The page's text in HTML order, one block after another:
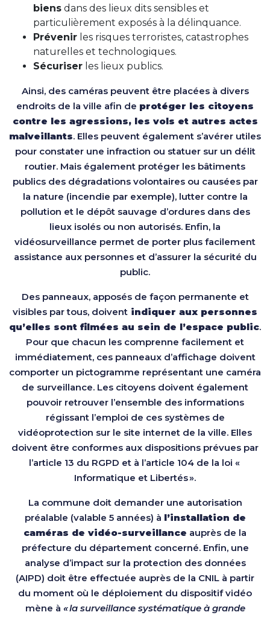
biens dans des lieux dits sensibles et
particulièrement exposés à la délinquance.
Prévenir les risques terroristes, catastrophes
naturelles et technologiques.
Sécuriser les lieux publics.
Ainsi, des caméras peuvent être placées à divers
endroits de la ville afin de protéger les citoyens
contre les agressions, les vols et autres actes
malveillants. Elles peuvent également s’avérer utiles
pour constater une infraction ou statuer sur un délit
routier. Mais également protéger les bâtiments
publics des dégradations volontaires ou causées par
la nature (incendie par exemple), lutter contre la
pollution et le dépôt sauvage d’ordures dans des
lieux isolés ou non autorisés. Enfin, la
vidéosurveillance permet de porter plus facilement
assistance aux personnes et d’assurer la sécurité du
public.
Des panneaux, apposés de façon permanente et
visibles par tous, doivent indiquer aux personnes
qu’elles sont filmées au sein de l’espace public.
Pour que chacun les comprenne facilement et
immédiatement, ces panneaux d’affichage doivent
comporter un pictogramme représentant une caméra
de surveillance. Les citoyens doivent également
pouvoir retrouver l’ensemble des informations
régissant l’emploi de ces systèmes de
vidéoprotection sur le site internet de la ville. Elles
doivent être conformes aux dispositions prévues par
l’article 13 du RGPD et à l’article 104 de la loi «
Informatique et Libertés ».
La commune doit demander une autorisation
préalable (valable 5 années) à l’installation de
caméras de vidéo-surveillance auprès de la
préfecture du département concerné. Enfin, une
analyse d’impact sur la protection des données
(AIPD) doit être effectuée auprès de la CNIL à partir
du moment où le déploiement du dispositif vidéo
mène à « la surveillance systématique à grande